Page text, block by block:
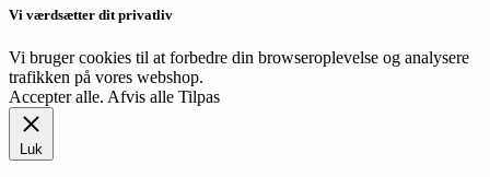
Vi værdsætter dit privatliv
Vi bruger cookies til at forbedre din browseroplevelse og analysere
trafikken på vores webshop.
Accepter alle. Afvis alle Tilpas
Luk